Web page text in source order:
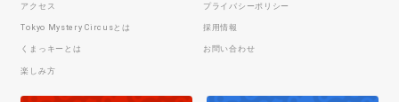
アクセス
Tokyo Mystery Circusとは
くまっキーとは
楽しみ方
プライバシーポリシー
採用情報
お問い合わせ